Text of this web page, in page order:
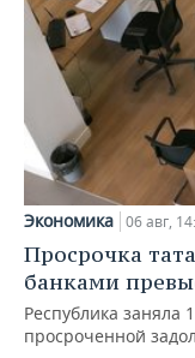
Экономика 06 авг,
Просрочка
банками
Республика заняла
просроченной